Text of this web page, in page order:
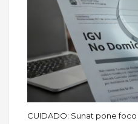
CUIDADO: Sunat pone